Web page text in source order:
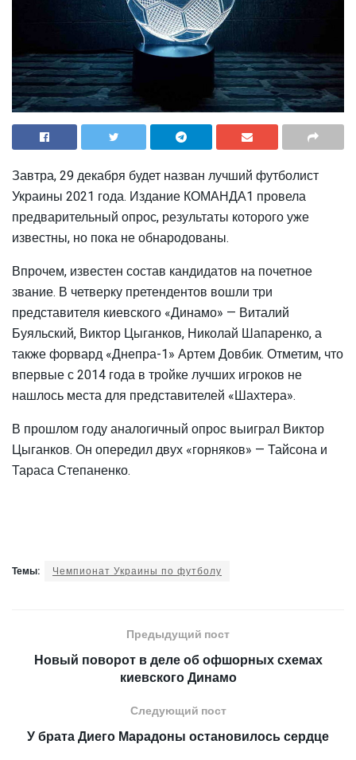
Завтра, 29 декабря будет назван лучший футболист
Украины 2021 года. Издание КОМАНДА1 провела
предварительный опрос, результаты которого уже
известны, но пока не обнародованы.
Впрочем, известен состав кандидатов на почетное
звание. В четверку претендентов вошли три
представителя киевского «Динамо» — Виталий
Буяльский, Виктор Цыганков, Николай Шапаренко, а
также форвард «Днепра-1» Артем Довбик. Отметим, что
впервые с 2014 года в тройке лучших игроков не
нашлось места для представителей «Шахтера».
В прошлом году аналогичный опрос выиграл Виктор
Цыганков. Он опередил двух «горняков» — Тайсона и
Тараса Степаненко.
Темы: Чемпионат Украины по футболу
Предыдущий пост
Новый поворот в деле об офшорных схемах
киевского Динамо
Следующий пост
У брата Диего Марадоны остановилось сердце